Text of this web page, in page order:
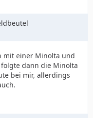
mit einer Minolta und
dann die Minolta
bei mir, allerdings